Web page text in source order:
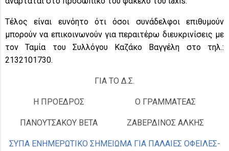
Τέλος είναι ευνόητο ότι όσοι συνάδελφοι επιθυμούν
μπορούν να επικοινωνούν για περαιτέρω διευκρινίσεις με
τον Ταμία του Συλλόγου Καζάκο Βαγγέλη στο τηλ.:
2132101730.
ΓΙΑ ΤΟ Δ.Σ.
Η ΠΡΟΕΔΡΟΣ
ΠΑΝΟΥΤΣΑΚΟΥ ΒΕΤΑ
Ο ΓΡΑΜΜΑΤΕΑΣ
ΖΑΒΕΡΔΙΝΟΣ ΑΛΚΗΣ
ΣΥΠΑ ΕΝΗΜΕΡΩΤΙΚΟ ΣΗΜΕΙΩΜΑ ΓΙΑ ΠΑΛΑΙΕΣ ΟΦΕΙΛΕΣ-